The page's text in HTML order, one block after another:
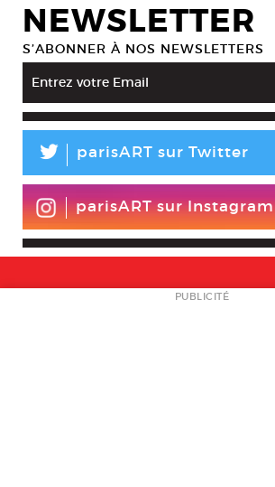
NEWSLETTER
S’ABONNER À NOS NEWSLETTERS
L parisART sur Twitter
parisART sur Instagram
NEWSLETTER
PUBLICITÉ